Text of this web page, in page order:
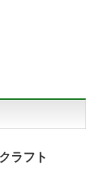
ラフト